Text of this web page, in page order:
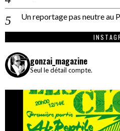
Un reportage pas neutre au
gonzai_magazine
Seul le détail compte.